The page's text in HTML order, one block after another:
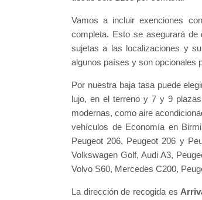
Vamos a incluir exenciones
completa. Esto se asegurará
sujetas a las localizaciones y
algunos países y son opcionales
Por nuestra baja tasa puede
lujo, en el terreno y 7 y 9
modernas, como aire
vehículos de Economía en
Peugeot 206, Peugeot 206 y
Volkswagen Golf, Audi A3,
Volvo S60, Mercedes C200,
La dirección de recogida es